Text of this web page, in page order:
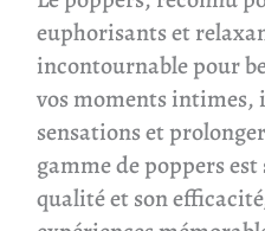
euphorisants et
incontournable pour
vos moments
sensations et
gamme de poppers
qualité et son